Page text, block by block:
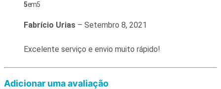
5em 5
Fabrício Urias – Setembro 8, 2021
Excelente serviço e envio muito rápido!
Adicionar uma avaliação